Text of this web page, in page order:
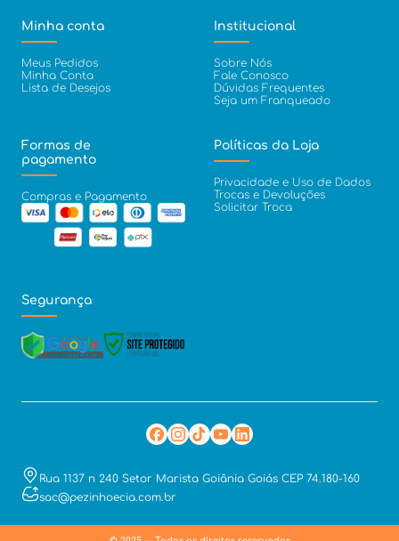
Minha conta
Meus Pedidos
Minha Conta
Lista de Desejos
Institucional
Sobre Nós
Fale Conosco
Dúvidas Frequentes
Seja um Franqueado
Formas de
pagamento
Compras e Pagamento
Políticas da Loja
Privacidade e Uso de Dados
Trocas e Devoluções
Solicitar Troca
Segurança
Rua 1137 n 240 Setor Marista Goiânia Goiás CEP 74.180-160
sac@pezinhoecia.com.br